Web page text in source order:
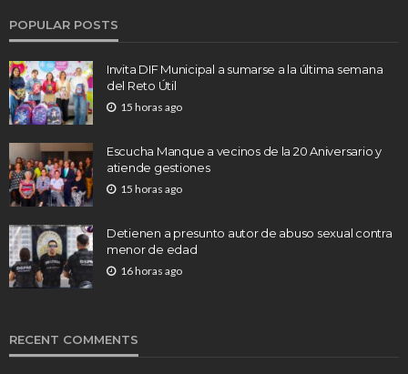
POPULAR POSTS
Invita DIF Municipal a sumarse a la última semana
del Reto Útil
15 horas ago
Escucha Manque a vecinos de la 20 Aniversario y
atiende gestiones
15 horas ago
Detienen a presunto autor de abuso sexual contra
menor de edad
16 horas ago
RECENT COMMENTS